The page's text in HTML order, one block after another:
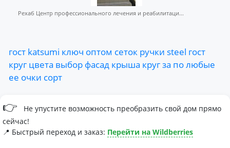
Рехаб Центр профессионального лечения и реабилитаци...
гост katsumi ключ оптом сеток ручки steel гост
круг цвета выбор фасад крыша кругза полюбые
ее очки сорт
👉
Не упустите возможность преобразить свой дом прямо
сейчас!
📍 Быстрый переход и заказ: Перейти на Wildberries